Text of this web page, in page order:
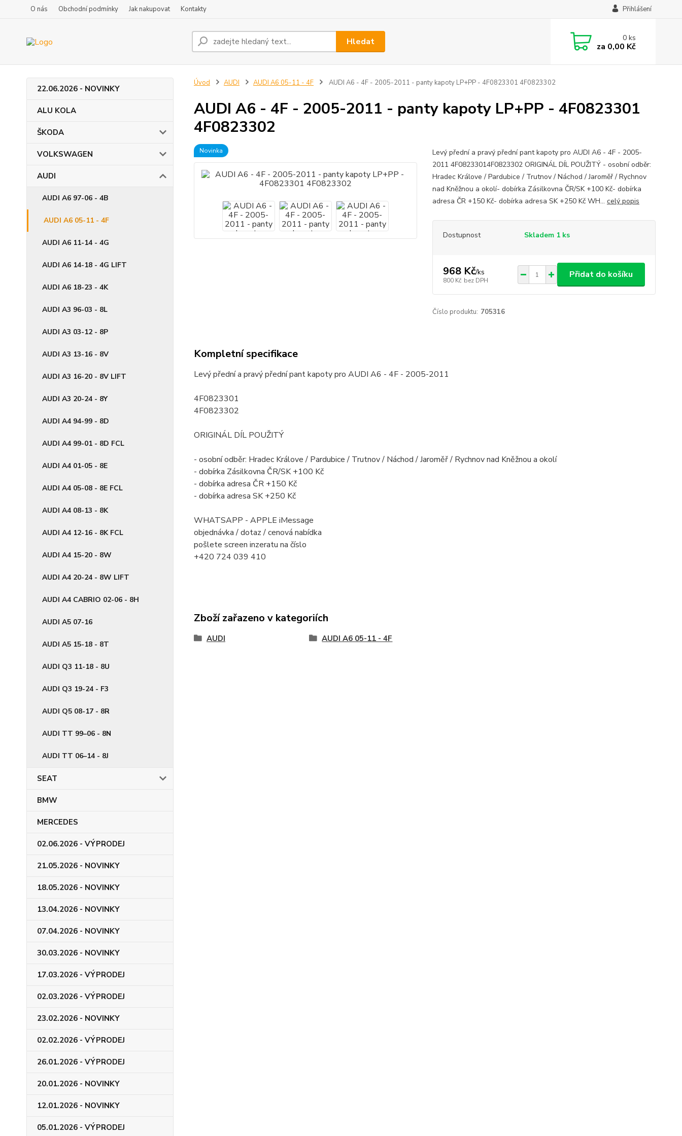
O nás Obchodní podmínky Jak nakupovat Kontakty Přihlášení
Hledat 0ks
za 0,00 Kč
22.06.2026 - NOVINKY
ALU KOLA
ŠKODA
VOLKSWAGEN
AUDI
AUDI A6 97-06 - 4B
AUDI A6 05-11 - 4F
AUDI A6 11-14 - 4G
AUDI A6 14-18 - 4G LIFT
AUDI A6 18-23 - 4K
AUDI A3 96-03 - 8L
AUDI A3 03-12 - 8P
AUDI A3 13-16 - 8V
AUDI A3 16-20 - 8V LIFT
AUDI A3 20-24 - 8Y
AUDI A4 94-99 - 8D
AUDI A4 99-01 - 8D FCL
AUDI A4 01-05 - 8E
AUDI A4 05-08 - 8E FCL
AUDI A4 08-13 - 8K
AUDI A4 12-16 - 8K FCL
AUDI A4 15-20 - 8W
AUDI A4 20-24 - 8W LIFT
AUDI A4 CABRIO 02-06 - 8H
AUDI A5 07-16
AUDI A5 15-18 - 8T
AUDI Q3 11-18 - 8U
AUDI Q3 19-24 - F3
AUDI Q5 08-17 - 8R
AUDI TT 99–06 - 8N
AUDI TT 06–14 - 8J
SEAT
BMW
MERCEDES
02.06.2026 - VÝPRODEJ
21.05.2026 - NOVINKY
18.05.2026 - NOVINKY
13.04.2026 - NOVINKY
07.04.2026 - NOVINKY
30.03.2026 - NOVINKY
17.03.2026 - VÝPRODEJ
02.03.2026 - VÝPRODEJ
23.02.2026 - NOVINKY
02.02.2026 - VÝPRODEJ
26.01.2026 - VÝPRODEJ
20.01.2026 - NOVINKY
12.01.2026 - NOVINKY
05.01.2026 - VÝPRODEJ
Úvod AUDI AUDI A6 05-11 - 4F AUDI A6 - 4F - 2005-2011 - panty kapoty LP+PP - 4F0823301 4F0823302
AUDI A6 - 4F - 2005-2011 - panty kapoty LP+PP - 4F0823301
4F0823302
Novinka
Levý přední a pravý přední pant kapoty pro AUDI A6 - 4F - 2005-
2011 4F08233014F0823302 ORIGINÁL DÍL POUŽITÝ - osobní odběr:
Hradec Králove / Pardubice / Trutnov / Náchod / Jaroměř / Rychnov
nad Kněžnou a okolí- dobírka Zásilkovna ČR/SK +100 Kč- dobírka
adresa ČR +150 Kč- dobírka adresa SK +250 Kč WH... celý popis
Dostupnost Skladem 1 ks
968 Kč/ks
800 Kč bez DPH
Přidat do košíku
Číslo produktu: 705316
Kompletní specifikace
Levý přední a pravý přední pant kapoty pro AUDI A6 - 4F - 2005-2011
4F0823301
4F0823302
ORIGINÁL DÍL POUŽITÝ
- osobní odběr: Hradec Králove / Pardubice / Trutnov / Náchod / Jaroměř / Rychnov nad Kněžnou a okolí
- dobírka Zásilkovna ČR/SK +100 Kč
- dobírka adresa ČR +150 Kč
- dobírka adresa SK +250 Kč
WHATSAPP - APPLE iMessage
objednávka / dotaz / cenová nabídka
pošlete screen inzeratu na číslo
+420 724 039 410
Zboží zařazeno v kategoriích
AUDI AUDI A6 05-11 - 4F